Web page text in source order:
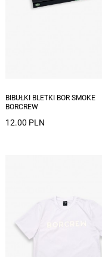
BIBUŁKI BLETKI BOR SMOKE
BORCREW
12.00 PLN